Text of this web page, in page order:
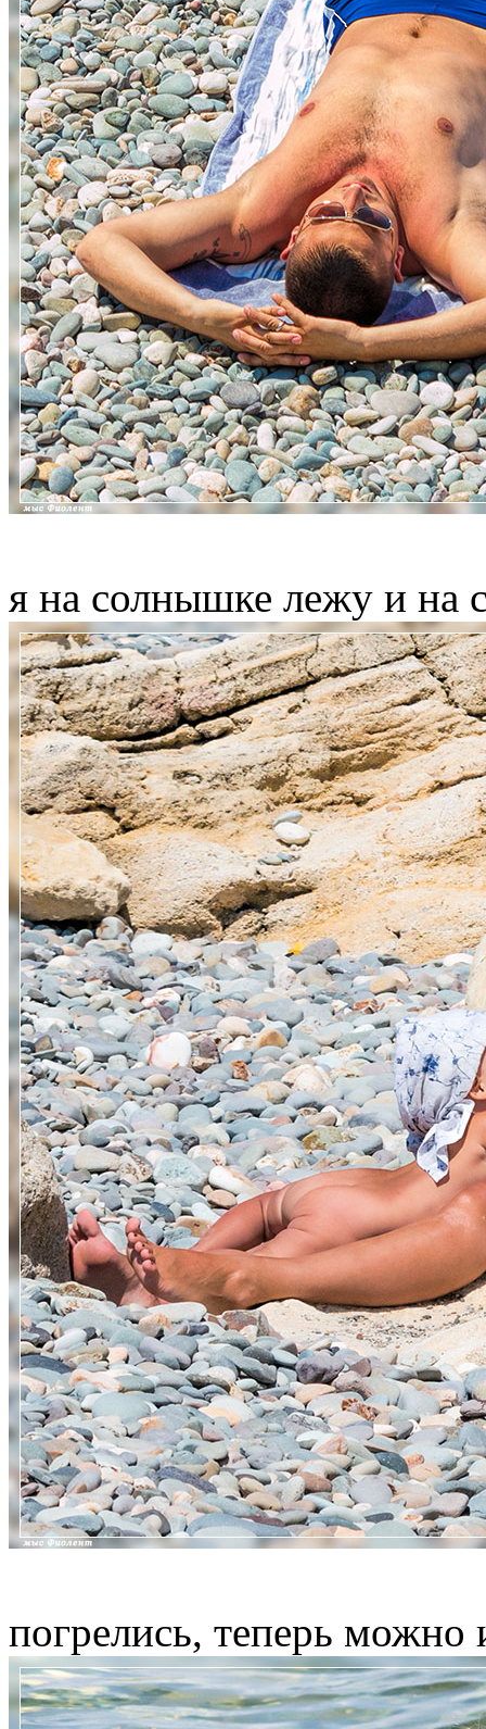
я на солнышке лежу и на
погрелись, теперь